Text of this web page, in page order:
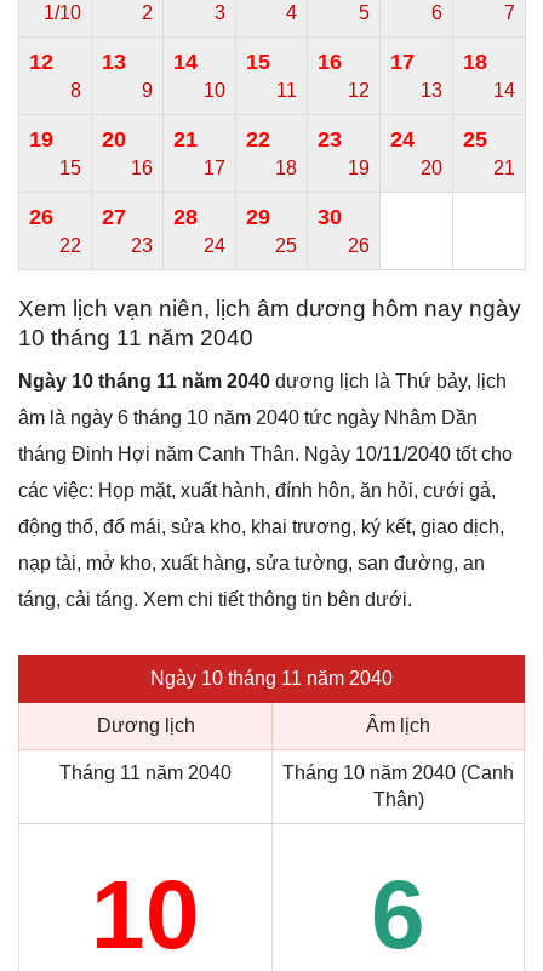
1/10 2 3 4 5 6 7
12
8
13
9
14
10
15
11
16
12
17
13
18
14
19
15
20
16
21
17
22
18
23
19
24
20
25
21
26
22
27
23
28
24
29
25
30
26
Xem lịch vạn niên, lịch âm dương hôm nay ngày
10 tháng 11 năm 2040
Ngày 10 tháng 11 năm 2040 dương lịch là Thứ bảy, lịch
âm là ngày 6 tháng 10 năm 2040 tức ngày Nhâm Dần
tháng Đinh Hợi năm Canh Thân. Ngày 10/11/2040 tốt cho
các việc: Họp mặt, xuất hành, đính hôn, ăn hỏi, cưới gả,
động thổ, đổ mái, sửa kho, khai trương, ký kết, giao dịch,
nạp tài, mở kho, xuất hàng, sửa tường, san đường, an
táng, cải táng. Xem chi tiết thông tin bên dưới.
Ngày 10 tháng 11 năm 2040
Dương lịch Âm lịch
Tháng 11 năm 2040
Tháng 10 năm 2040 (Canh
Thân)
10 6